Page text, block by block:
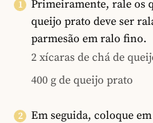
Primeiramente, rale os
queijo prato deve ser
parmesão em ralo fino.
2 xícaras de chá de
400 g de queijo prato
Em seguida, coloque